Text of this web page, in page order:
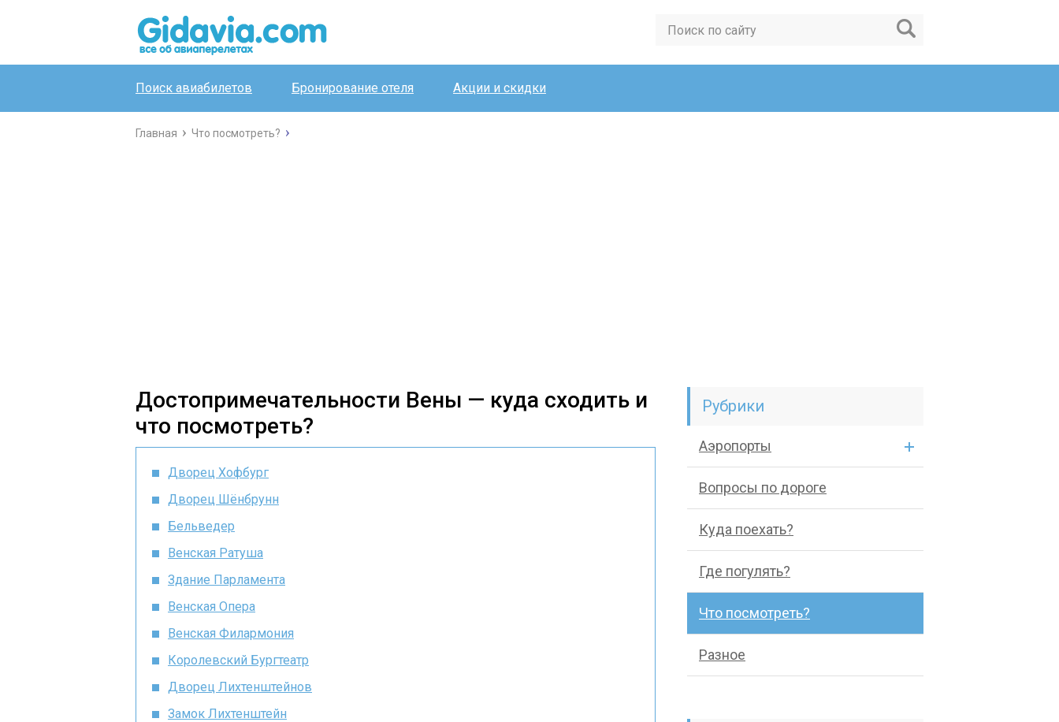
Поиск авиабилетов Бронирование отеля Акции и скидки
Главная Что посмотреть?
Достопримечательности Вены — куда сходить и
что посмотреть?
Дворец Хофбург
Дворец Шёнбрунн
Бельведер
Венская Ратуша
Здание Парламента
Венская Опера
Венская Филармония
Королевский Бургтеатр
Дворец Лихтенштейнов
Замок Лихтенштейн
Рубрики
Аэропорты
Вопросы по дороге
Куда поехать?
Где погулять?
Что посмотреть?
Разное